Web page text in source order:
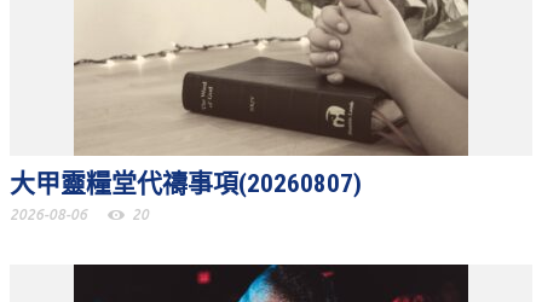
活動影音_2025年
活動影音_2024年
活動影音_2023年
活動影音_2022年
大甲靈糧堂代禱事項(20260807)
2026-08-06 20